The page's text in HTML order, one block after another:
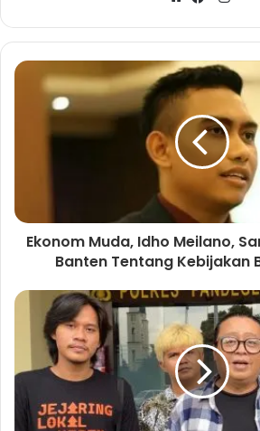
e
b
s
t
e
a
c
e
o
o
k
s
t
a
r
m
Ekonom Muda, Idho Meilano,
Banten Tentang Kebijakan